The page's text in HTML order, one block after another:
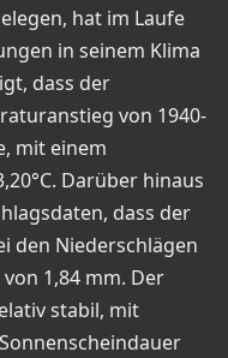
hat im Laufe
in seinem Klima
dass der
von 1940-
mit einem
Darüber hinaus
dass der
den Niederschlägen
1,84 mm. Der
stabil, mit